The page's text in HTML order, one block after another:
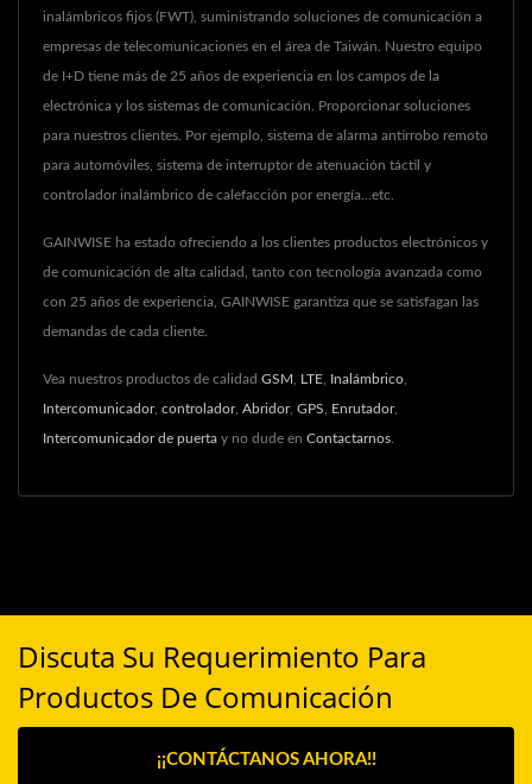
inalámbricos fijos (FWT), suministrando soluciones de comunicación a
empresas de telecomunicaciones en el área de Taiwán. Nuestro equipo
de I+D tiene más de 25 años de experiencia en los campos de la
electrónica y los sistemas de comunicación. Proporcionar soluciones
para nuestros clientes. Por ejemplo, sistema de alarma antirrobo remoto
para automóviles, sistema de interruptor de atenuación táctil y
controlador inalámbrico de calefacción por energía...etc.
GAINWISE ha estado ofreciendo a los clientes productos electrónicos y
de comunicación de alta calidad, tanto con tecnología avanzada como
con 25 años de experiencia, GAINWISE garantiza que se satisfagan las
demandas de cada cliente.
Vea nuestros productos de calidad GSM LTE Inalámbrico
Intercomunicador, controlador, Abridor, GPS Enrutador,
Intercomunicador de puerta y no dude en Contactarnos
Discuta Su Requerimiento Para
Productos De Comunicación
¡¡CONTÁCTANOS AHORA!!